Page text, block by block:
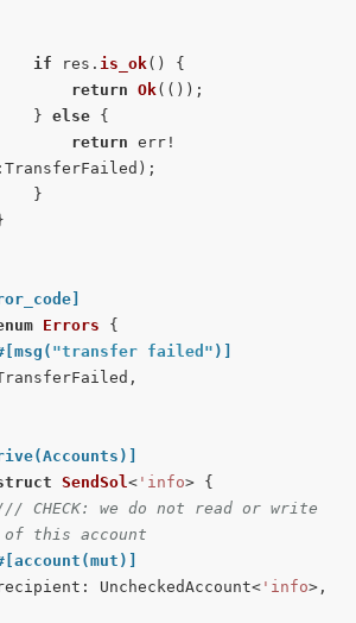
if res. is_ok() {
return Ok(());
            }
else {
return err!
Errors {
"transfer failed" )]
SendSol < 'info> {
CHECK: we do not read or write
of this account
recipient: UncheckedAccount<
'info>,